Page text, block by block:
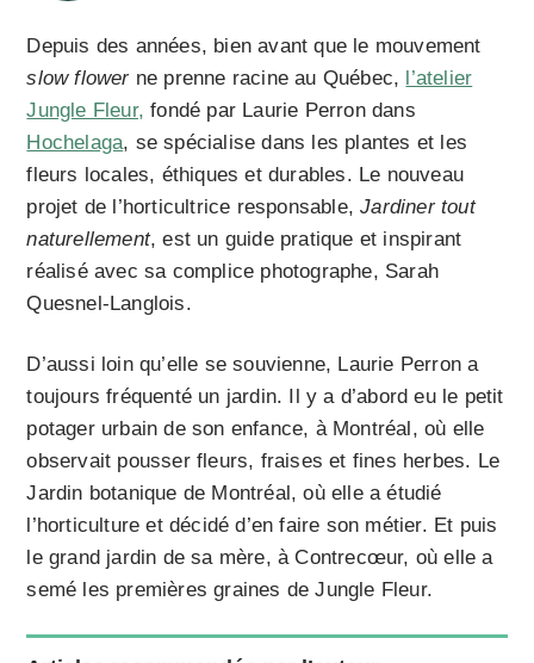
Depuis des années, bien avant que le mouvement
slow flowerne prenne racine au Québec, l’atelier
Jungle Fleur, fondé par Laurie Perron dans
Hochelaga, se spécialise dans les plantes et les
fleurs locales, éthiques et durables. Le nouveau
projet de l’horticultrice responsable,Jardiner tout
naturellement, est un guide pratique et inspirant
réalisé avec sa complice photographe, Sarah
Quesnel-Langlois.
D’aussi loin qu’elle se souvienne, Laurie Perron a
toujours fréquenté un jardin. Il y a d’abord eu le petit
potager urbain de son enfance, à Montréal, où elle
observait pousser fleurs, fraises et fines herbes. Le
Jardin botanique de Montréal, où elle a étudié
l’horticulture et décidé d’en faire son métier. Et puis
le grand jardin de sa mère, à Contrecœur, où elle a
semé les premières graines de Jungle Fleur.